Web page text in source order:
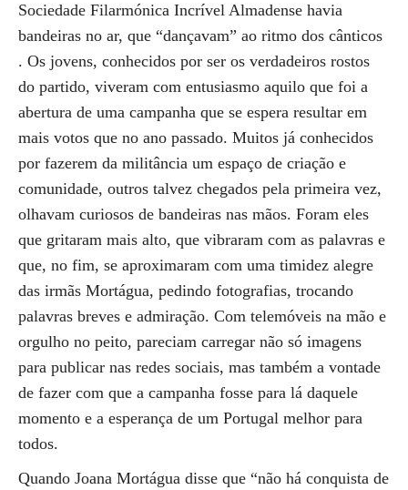
Sociedade Filarmónica Incrível Almadense havia
bandeiras no ar, que “dançavam” ao ritmo dos cânticos
. Os jovens, conhecidos por ser os verdadeiros rostos
do partido, viveram com entusiasmo aquilo que foi a
abertura de uma campanha que se espera resultar em
mais votos que no ano passado. Muitos já conhecidos
por fazerem da militância um espaço de criação e
comunidade, outros talvez chegados pela primeira vez,
olhavam curiosos de bandeiras nas mãos. Foram eles
que gritaram mais alto, que vibraram com as palavras e
que, no fim, se aproximaram com uma timidez alegre
das irmãs Mortágua, pedindo fotografias, trocando
palavras breves e admiração. Com telemóveis na mão e
orgulho no peito, pareciam carregar não só imagens
para publicar nas redes sociais, mas também a vontade
de fazer com que a campanha fosse para lá daquele
momento e a esperança de um Portugal melhor para
todos.
Quando Joana Mortágua disse que “não há conquista de